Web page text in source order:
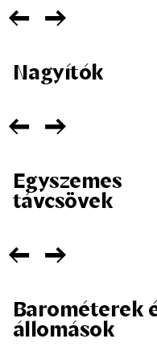
Nagyítók
Egyszemes
távcsövek
Barométerek
állomások